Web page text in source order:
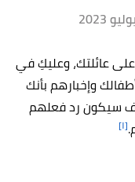
على عائلتك، وعليكِ في
وإخبارهم بأنك
سيكون رد فعلهم
[١]